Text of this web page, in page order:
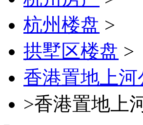
杭州楼盘 >
拱墅区楼盘 >
香港置地上河
>香港置地上